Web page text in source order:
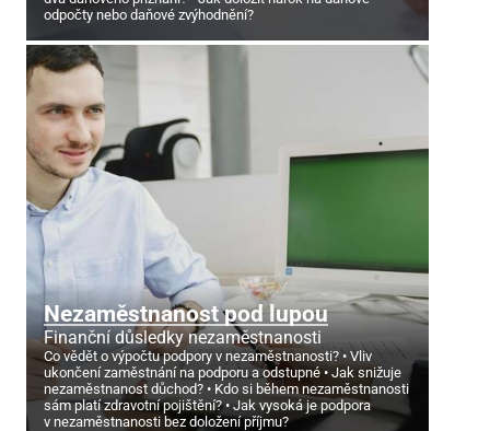
odpočty nebo daňové zvýhodnění?
Nezaměstnanost pod lupou
Finanční důsledky nezaměstnanosti
Co vědět o výpočtu podpory v nezaměstnanosti?
Vliv
ukončení zaměstnání na podporu a odstupné
Jak snižuje
nezaměstnanost důchod?
Kdo si během nezaměstnanosti
sám platí zdravotní pojištění?
Jak vysoká je podpora
v nezaměstnanosti bez doložení příjmu?